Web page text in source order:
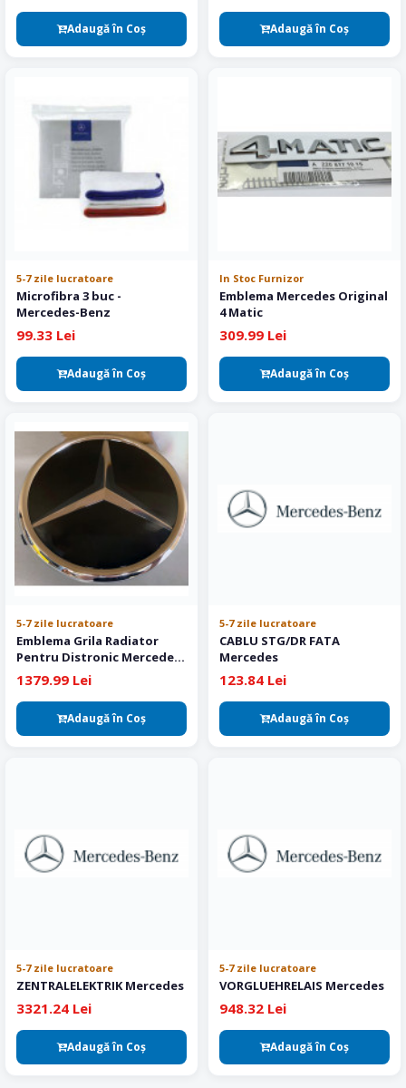
Adaugă în Coş Adaugă în Coş
5-7 zile lucratoare
Microfibra 3 buc -
Mercedes-Benz
99.33 Lei
Adaugă în Coş
In Stoc Furnizor
Emblema Mercedes Original
4 Matic
309.99 Lei
Adaugă în Coş
5-7 zile lucratoare
Emblema Grila Radiator
Pentru Distronic Mercedes
Original A2158880086
1379.99 Lei
Adaugă în Coş
5-7 zile lucratoare
CABLU STG/DR FATA
Mercedes
123.84 Lei
Adaugă în Coş
5-7 zile lucratoare
ZENTRALELEKTRIK Mercedes
3321.24 Lei
Adaugă în Coş
5-7 zile lucratoare
VORGLUEHRELAIS Mercedes
948.32 Lei
Adaugă în Coş